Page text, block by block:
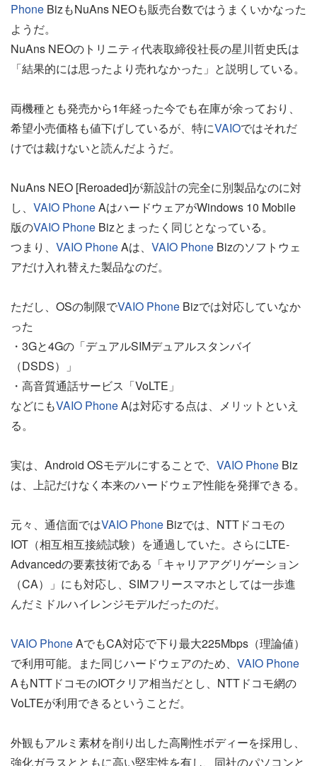
Phone BizもNuAns NEOも販売台数ではうまくいかなった
ようだ。
NuAns NEOのトリニティ代表取締役社長の星川哲史氏は
「結果的には思ったより売れなかった」と説明している。
両機種とも発売から1年経った今でも在庫が余っており、
希望小売価格も値下げしているが、特にVAIOではそれだ
けでは裁けないと読んだようだ。
NuAns NEO [Reroaded]が新設計の完全に別製品なのに対
し、 VAIO PhoneAはハードウェアがWindows 10 Mobile
版のVAIO Phone Bizとまったく同じとなっている。
つまり、 VAIO PhoneAは、 VAIO Phone Bizのソフトウェ
アだけ入れ替えた製品なのだ。
ただし、OSの制限でVAIO Phone Bizでは対応していなか
った
・3Gと4Gの「デュアルSIMデュアルスタンバイ
（DSDS）」
・高音質通話サービス「VoLTE」
などにもVAIO PhoneAは対応する点は、メリットといえ
る。
実は、Android OSモデルにすることで、 VAIO Phone Biz
は、上記だけなく本来のハードウェア性能を発揮できる。
元々、通信面ではVAIO Phone Bizでは、NTTドコモの
IOT（相互相互接続試験）を通過していた。さらにLTE-
Advancedの要素技術である「キャリアアグリゲーション
（CA）」にも対応し、SIMフリースマホとしては一歩進
んだミドルハイレンジモデルだったのだ。
VAIO PhoneAでもCA対応で下り最大225Mbps（理論値）
で利用可能。また同じハードウェアのため、 VAIO Phone
AもNTTドコモのIOTクリア相当だとし、NTTドコモ網の
VoLTEが利用できるということだ。
外観もアルミ素材を削り出した高剛性ボディーを採用し、
強化ガラスとともに高い堅牢性を有し、同社のパソコンと